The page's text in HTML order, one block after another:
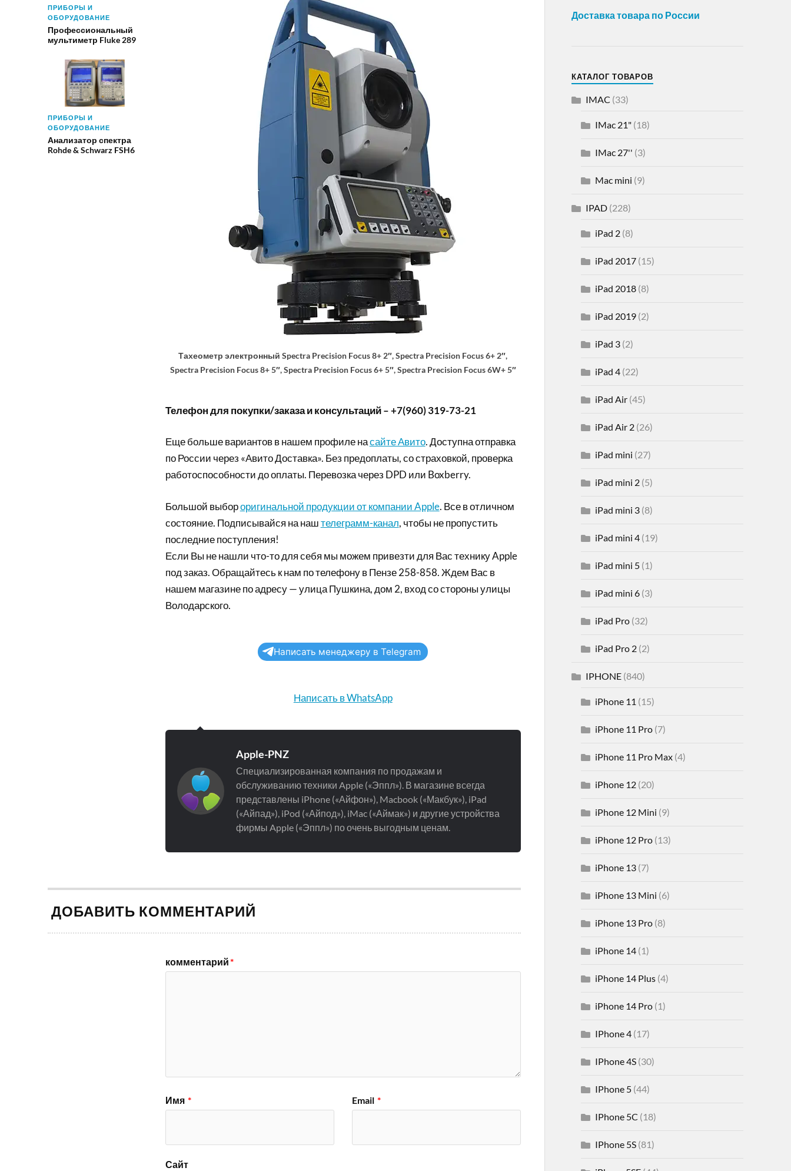
ПРИБОРЫ И
ОБОРУДОВАНИЕ
Профессиональный
мультиметр Fluke 289
ПРИБОРЫ И
ОБОРУДОВАНИЕ
Анализатор спектра
Rohde & Schwarz FSH6
Тахеометр электронный Spectra Precision Focus 8+ 2″, Spectra Precision Focus 6+ 2″,
Spectra Precision Focus 8+ 5″, Spectra Precision Focus 6+ 5″, Spectra Precision Focus 6W+ 5″
Телефон для покупки/заказа и консультаций – +7(960) 319-73-21
Еще больше вариантов в нашем профиле насайте Авито. Доступна отправка
по России через «Авито Доставка». Без предоплаты, со страховкой, проверка
работоспособности до оплаты. Перевозка через DPD или Boxberry.
Большой выбороригинальной продукции от компании Apple. Все в отличном
состояние. Подписывайся на наштелеграмм-канал, чтобы не пропустить
последние поступления!
Если Вы не нашли что-то для себя мы можем привезти для Вас технику Apple
под заказ. Обращайтесь к нам по телефону в Пензе 258-858. Ждем Вас в
нашем магазине по адресу — улица Пушкина, дом 2, вход со стороны улицы
Володарского.
Написать менеджеру в Telegram
Написать в WhatsApp
Apple-PNZ
Специализированная компания по продажам и
обслуживанию техники Apple («Эппл»). В магазине всегда
представлены iPhone («Айфон»), Macbook («Макбук»), iPad
(«Айпад»), iPod («Айпод»), iMac («Аймак») и другие устройства
фирмы Apple («Эппл») по очень выгодным ценам.
ДОБАВИТЬ КОММЕНТАРИЙ
комментарий*
Имя * Email *
Сайт
Доставка товара по России
КАТАЛОГ ТОВАРОВ
IMAC (33)
IMac 21"(18)
IMac 27'' (3)
Mac mini (9)
IPAD(228)
iPad 2(8)
iPad 2017(15)
iPad 2018(8)
iPad 2019(2)
iPad 3(2)
iPad 4(22)
iPad Air(45)
iPad Air 2(26)
iPad mini (27)
iPad mini 2(5)
iPad mini 3(8)
iPad mini 4(19)
iPad mini 5(1)
iPad mini 6(3)
iPad Pro(32)
iPad Pro 2(2)
IPHONE(840)
iPhone 11 (15)
iPhone 11 Pro(7)
iPhone 11 Pro Max(4)
iPhone 12(20)
iPhone 12 Mini (9)
iPhone 12 Pro(13)
iPhone 13(7)
iPhone 13 Mini (6)
iPhone 13 Pro(8)
iPhone 14(1)
iPhone 14 Plus(4)
iPhone 14 Pro(1)
IPhone 4(17)
IPhone 4S(30)
IPhone 5(44)
IPhone 5C (18)
IPhone 5S(81)